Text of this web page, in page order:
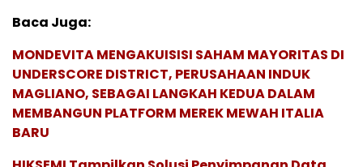
Baca Juga:
MONDEVITA MENGAKUISISI SAHAM MAYORITAS DI
UNDERSCORE DISTRICT, PERUSAHAAN INDUK
MAGLIANO, SEBAGAI LANGKAH KEDUA DALAM
MEMBANGUN PLATFORM MEREK MEWAH ITALIA
BARU